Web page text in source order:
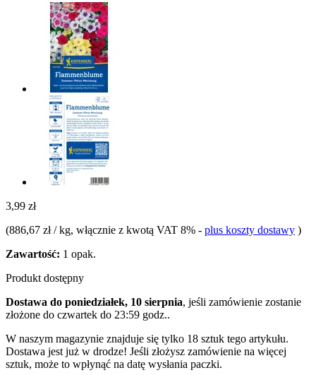
3,99 zł
(886,67 zł / kg, włącznie z kwotą VAT 8% - plus koszty dostawy )
Zawartość: 1 opak.
Produkt dostępny
Dostawa do poniedziałek, 10 sierpnia, jeśli zamówienie zostanie
złożone do czwartek do 23:59 godz..
W naszym magazynie znajduje się tylko 18 sztuk tego artykułu.
Dostawa jest już w drodze! Jeśli złożysz zamówienie na więcej
sztuk, może to wpłynąć na datę wysłania paczki.